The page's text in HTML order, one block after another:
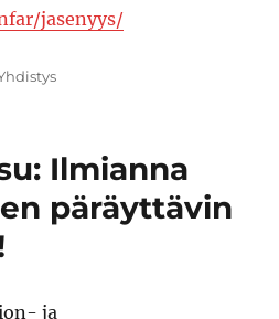
jasenyys/
Ilmianna
päräyttävin
ja